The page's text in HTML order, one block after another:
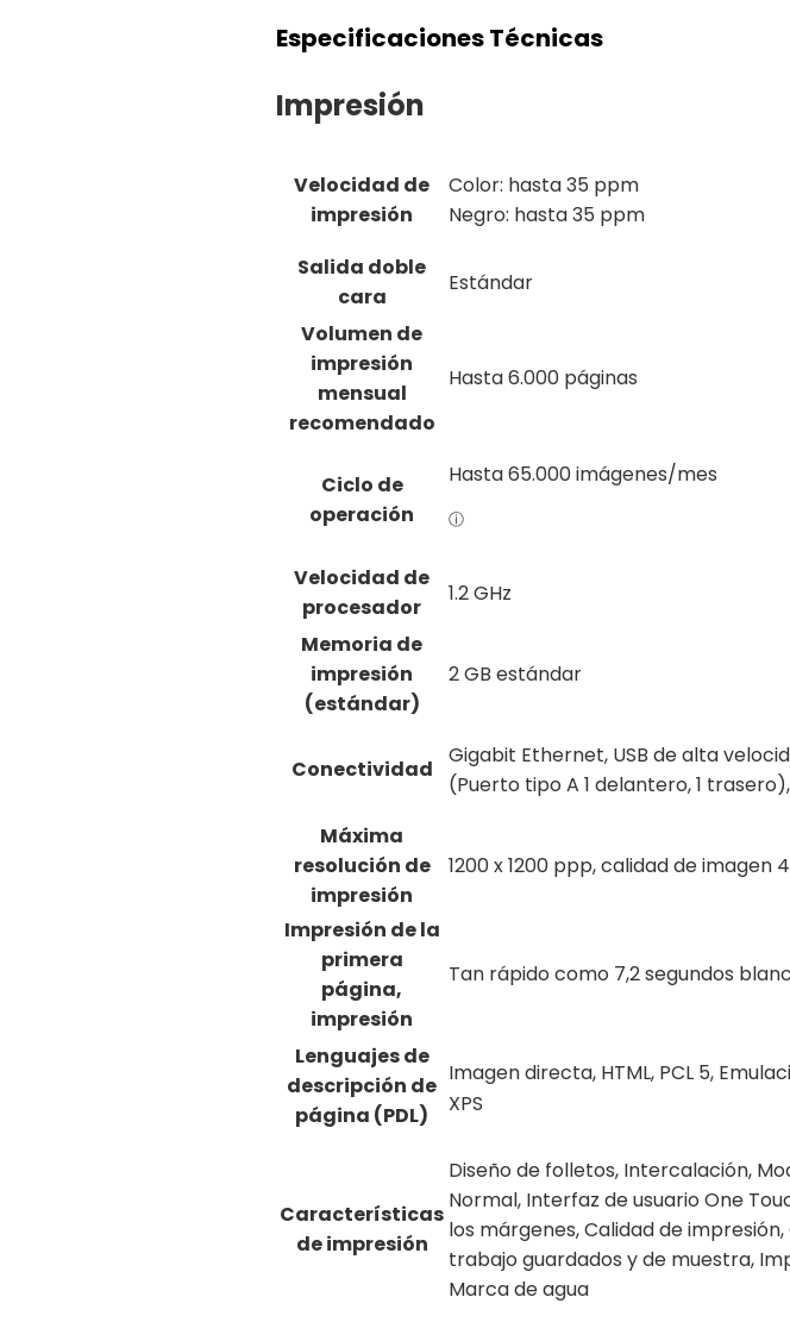
Especificaciones Técnicas
Impresión
Velocidad de
impresión
Color: hasta 35 ppm
Negro: hasta 35 ppm
Salida doble
cara
Estándar
Volumen de
impresión
mensual
recomendado
Hasta6.000páginas
Ciclo de
operación
Hasta65.000imágenes/mes
ⓘ
Velocidad de
procesador
1.2 GHz
Memoria de
impresión
(estándar)
2 GB estándar
Conectividad
Gigabit Ethernet, USB de alta
(Puerto tipo A 1 delantero, 1
Máxima
resolución de
impresión
1200 x 1200 ppp, calidad de imagen
Impresión de la
primera
página,
impresión
Tan rápido como 7,2 segundos
Lenguajes de
descripción de
página (PDL)
Imagen directa, HTML, PCL 5,
XPS
Características
de impresión
Diseño de folletos, Intercalación,
Normal, Interfaz de usuario One
los márgenes, Calidad de
trabajo guardados y de muestra,
Marca de agua